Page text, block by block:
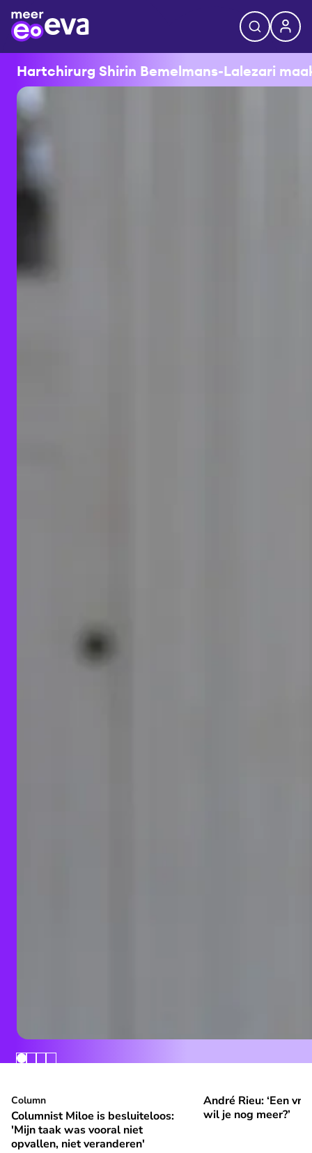
Hartchirurg Shirin Bemelmans-Lalezari
Columnist Miloe is besluiteloos: 'Mijn taak was vooral niet
⭐ Premium
Column
Columnist Miloe is besluiteloos:
'Mijn taak was vooral niet
opvallen, niet veranderen'
André Rieu: ‘Een
⭐Premium
André Rieu: ‘Een
wil je nog meer?’